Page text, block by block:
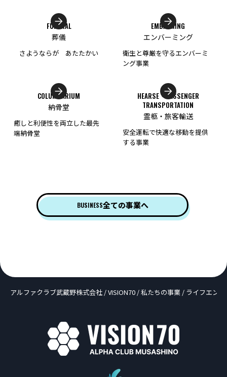
FUNERAL
葬儀
さようならが あたたかい
EMBALMING
エンバーミング
衛生と尊厳を守るエンバーミ
ング事業
COLUMBARIUM
納骨堂
癒しと利便性を両立した最先
端納骨堂
HEARSE・PASSENGER
TRANSPORTATION
霊柩・旅客輸送
安全運転で快適な移動を提供
する事業
BUSINESS全ての事業へ
アルファクラブ武蔵野株式会社 /VISION70 /私たちの事業 / ライフエン